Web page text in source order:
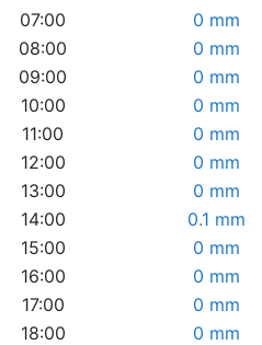
07:00
0 mm
08:00
0 mm
09:00
0 mm
10:00
0 mm
11:00
0 mm
12:00
0 mm
13:00
0 mm
14:00
0.1 mm
15:00
0 mm
16:00
0 mm
17:00
0 mm
18:00
0 mm